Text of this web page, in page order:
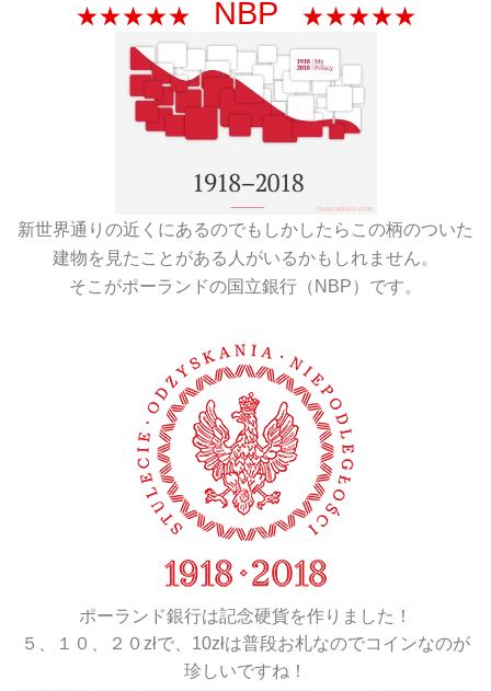
★★★★★ NBP ★★★★★
新世界通りの近くにあるのでもしかしたらこの柄のついた
建物を見たことがある人がいるかもしれません。
そこがポーランドの国立銀行（NBP）です。
ポーランド銀行は記念硬貨を作りました！
５、１０、２０złで、10złは普段お札なのでコインなのが
珍しいですね！